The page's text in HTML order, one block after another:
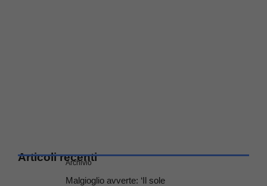
Articoli recenti
Archivio
Malgioglio avverte: ‘Il sole